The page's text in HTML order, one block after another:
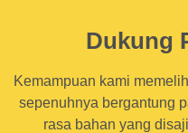
Dukung
Kemampuan kami
sepenuhnya bergantung
rasa bahan yang